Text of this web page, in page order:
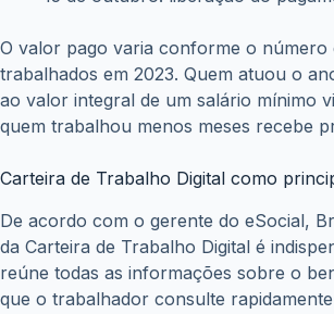
O valor pago varia conforme o número
trabalhados em 2023. Quem atuou o
ao valor integral de um salário mínimo
quem trabalhou menos meses recebe
Carteira de Trabalho Digital como
De acordo com o gerente do eSocial,
da Carteira de Trabalho Digital é
reúne todas as informações sobre o
que o trabalhador consulte